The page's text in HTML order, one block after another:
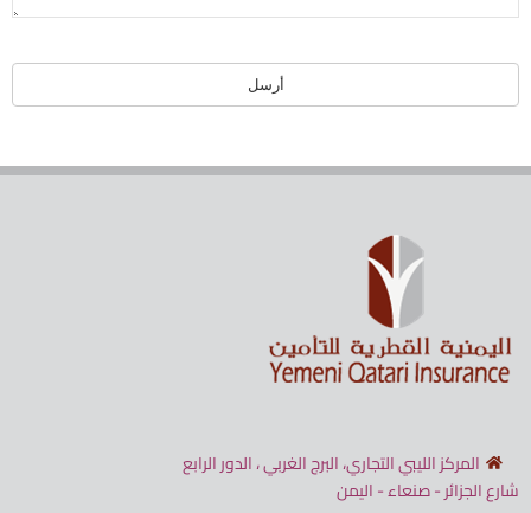
أرسل
هذا
المركز الليبي التجاري، البرج الغربي ، الدور الرابع
شارع الجزائر - صنعاء - اليمن